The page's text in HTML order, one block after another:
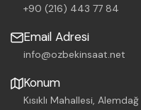
+90 (216) 443 77 84
Email Adresi
info@ozbekinsaat.net
Konum
Kısıklı Mahallesi,